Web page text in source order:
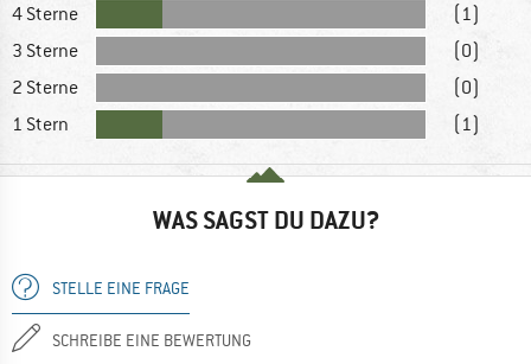
4 Sterne
(1)
3 Sterne
(0)
2 Sterne
(0)
1 Stern
(1)
WAS SAGST DU DAZU?
STELLE EINE FRAGE
SCHREIBE EINE BEWERTUNG